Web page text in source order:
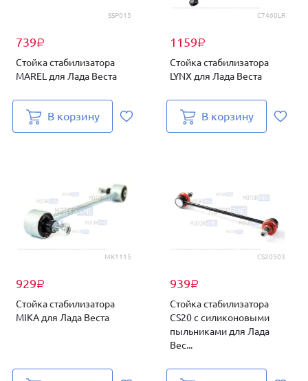
SSP015
739₽
Стойка стабилизатора
MAREL для Лада Веста
В корзину
C7460LR
1159₽
Стойка стабилизатора
LYNX для Лада Веста
В корзину
МК1115
929₽
Стойка стабилизатора
MIKA для Лада Веста
CS20503
939₽
Стойка стабилизатора
CS20 с силиконовыми
пыльниками для Лада
Вес...